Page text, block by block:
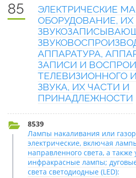
85
ЭЛЕКТРИЧЕСКИЕ
ОБОРУДОВАНИЕ, ИХ
АППАРАТУРА,
ЗАПИСИ И
ТЕЛЕВИЗИОННОГО
ЗВУКА, ИХ ЧАСТИ И
ПРИНАДЛЕЖНОСТИ
8539
Лампы накаливания или
электрические, включая
направленного света, а
инфракрасные лампы;
света светодиодные (LED):